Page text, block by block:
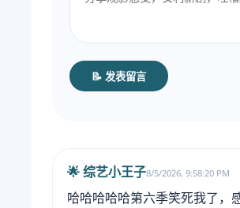
📝 发表留言
🌟 综艺小王子8/5/2026, 9:58:20 PM
哈哈哈哈哈第六季笑死我了，